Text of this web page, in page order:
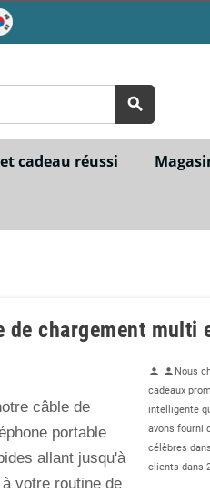
search
cadeau réussi
de chargement multi
câble de
portable
allant jusqu'à
votre routine de
person personNous
cadeaux
intelligente
avons fourni
célèbres
clients dans